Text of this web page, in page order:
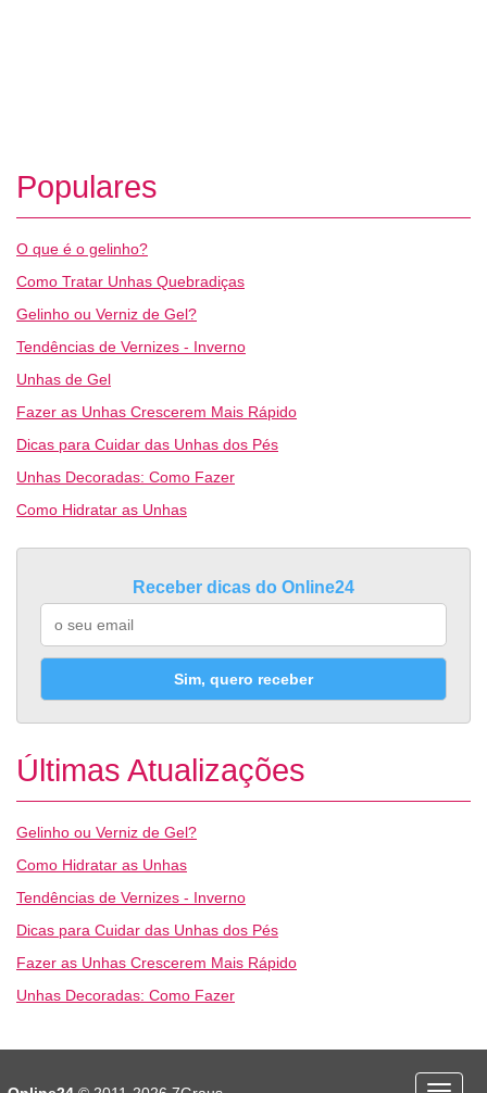
Populares
O que é o gelinho?
Como Tratar Unhas Quebradiças
Gelinho ou Verniz de Gel?
Tendências de Vernizes - Inverno
Unhas de Gel
Fazer as Unhas Crescerem Mais Rápido
Dicas para Cuidar das Unhas dos Pés
Unhas Decoradas: Como Fazer
Como Hidratar as Unhas
Receber dicas do Online24
Sim, quero receber
Últimas Atualizações
Gelinho ou Verniz de Gel?
Como Hidratar as Unhas
Tendências de Vernizes - Inverno
Dicas para Cuidar das Unhas dos Pés
Fazer as Unhas Crescerem Mais Rápido
Unhas Decoradas: Como Fazer